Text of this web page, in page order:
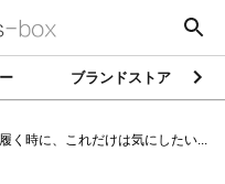
ブランドストア
く時に、これだけは気にしたい...